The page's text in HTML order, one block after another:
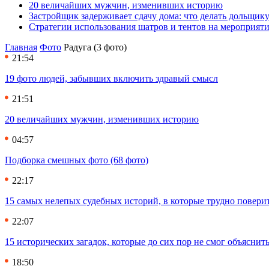
20 величайших мужчин, изменивших историю
Застройщик задерживает сдачу дома: что делать
Стратегии использования шатров и тентов на
Главная Фото Радуга (3 фото)
21:54
19 фото людей, забывших включить здравый смысл
21:51
20 величайших мужчин, изменивших историю
04:57
Подборка смешных фото (68 фото)
22:17
15 самых нелепых судебных историй, в которые трудно
22:07
15 исторических загадок, которые до сих пор не смог
18:50